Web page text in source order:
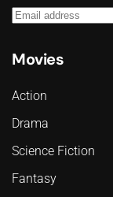
Movies
Action
Drama
Science Fiction
Fantasy